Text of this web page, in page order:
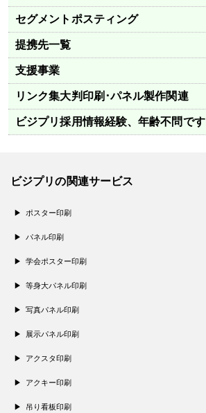
セグメントポスティング
提携先一覧
支援事業
リンク集大判印刷･パネル製作関連
ビジプリ採用情報経験、年齢不問です
ビジプリの関連サービス
ポスター印刷
パネル印刷
学会ポスター印刷
等身大パネル印刷
写真パネル印刷
展示パネル印刷
アクスタ印刷
アクキー印刷
吊り看板印刷